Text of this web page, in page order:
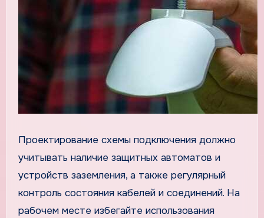
Проектирование схемы подключения должно
учитывать наличие защитных автоматов и
устройств заземления, а также регулярный
контроль состояния кабелей и соединений. На
рабочем месте избегайте использования